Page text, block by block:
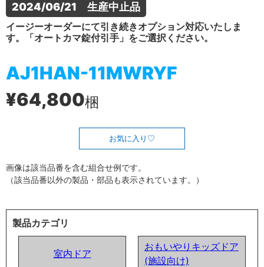
2024/06/21　生産中止品
イージーオーダーにて引き続きオプション対応いたしま
す。「オートカマ錠付引手」をご選択ください。
AJ1HAN-11MWRYF
¥64,800梱
お気に入り
画像は該当品番を含む組合せ例です。
（該当品番以外の製品・部品も表示されています。）
製品カテゴリ
室内ドア
おもいやりキッズドア
(施設向け)